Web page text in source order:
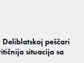
peščari
situacija sa